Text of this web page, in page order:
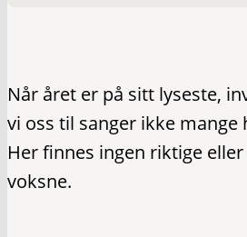
Når året er på sitt lyseste,
vi oss til sanger ikke
Her finnes ingen riktige
voksne.